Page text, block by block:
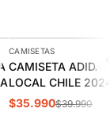
-10%
CAMISETAS
CAMISETA ADIDAS
LOCAL CHILE
HOMBRE | IP8455
$35.990$39.990